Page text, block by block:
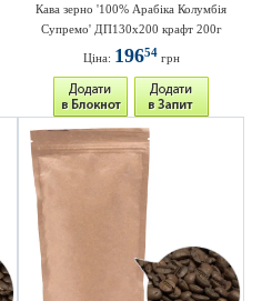
Кава зерно '100% Арабіка Колумбія
Супремо' ДП130х200 крафт 200г
Ціна: 19654грн